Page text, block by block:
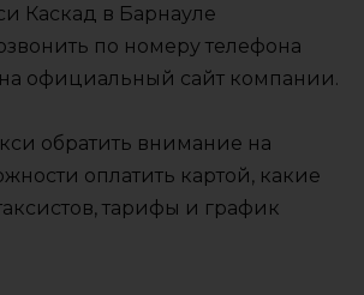
Каскад в Барнауле
по номеру телефона
официальный сайт компании.
обратить внимание на
оплатить картой, какие
тарифы и график